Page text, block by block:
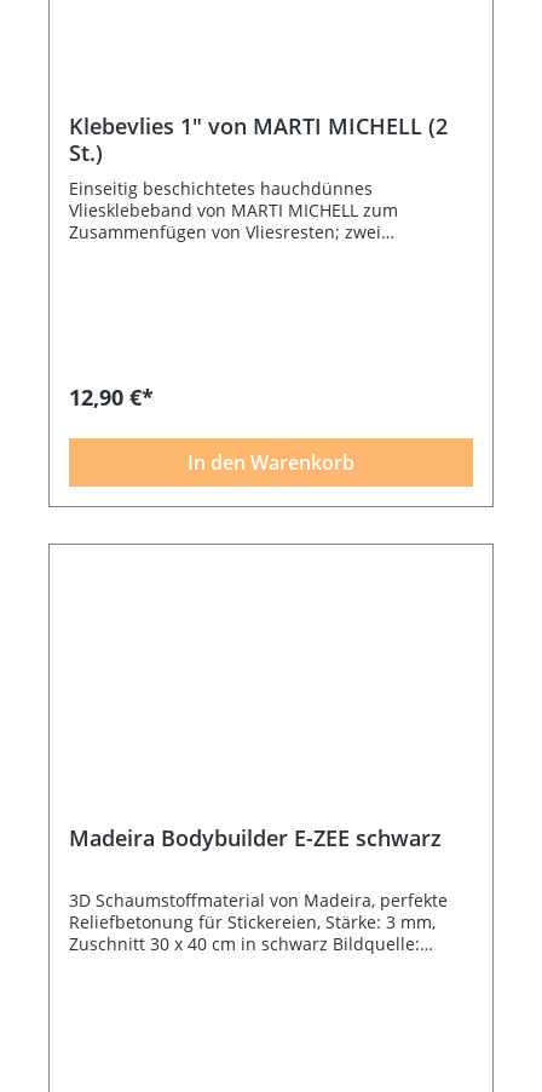
Klebevlies 1" von MARTI MICHELL (2
St.)
Einseitig beschichtetes hauchdünnes
Vliesklebeband von MARTI MICHELL zum
Zusammenfügen von Vliesresten; zwei
12,90 €*
In den Warenkorb
Madeira Bodybuilder E-ZEE schwarz
3D Schaumstoffmaterial von Madeira, perfekte
Reliefbetonung für Stickereien, Stärke: 3 mm,
Zuschnitt 30 x 40 cm in schwarz Bildquelle: